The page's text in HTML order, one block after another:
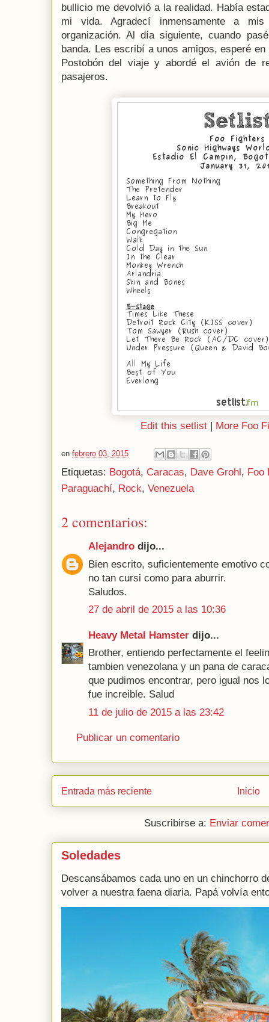
bullicio me devolvió a la realidad. Había
mi vida. Agradecí inmensamente a
organización. Al día siguiente, cuando
banda. Les escribí a unos amigos, esperé
Postobón del viaje y abordé el avión de
pasajeros.
Edit this setlist | More Foo
en febrero 03, 2015
Etiquetas: Bogotá, Caracas, Dave Grohl, Foo
Paraguachí, Rock, Venezuela
2 comentarios:
Alejandro dijo...
Bien escrito, suficientemente emotivo
no tan cursi como para aburrir.
Saludos.
27 de abril de 2015 a las 10:36
Heavy Metal Hamster dijo...
Brother, entiendo perfectamente el
tambien venezolana y un pana de
que pudimos encontrar, pero igual nos
fue increible. Salud
11 de julio de 2015 a las 23:42
Publicar un comentario
Entrada más reciente Inicio
Suscribirse a: Enviar
Soledades
Descansábamos cada uno en un chinchorro
volver a nuestra faena diaria. Papá volvía